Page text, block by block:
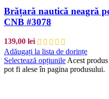
Brățară nautică neagră
CNB #3078
139,00 lei
Adăugați la lista de dorințe
Selectează opțiunileAcest
pot fi alese în pagina produsului.